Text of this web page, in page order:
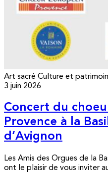
Art sacré Culture et
3 juin 2026
Concert du
Provence à la
d’Avignon
Les Amis des Orgues de la
ont le plaisir de vous inviter